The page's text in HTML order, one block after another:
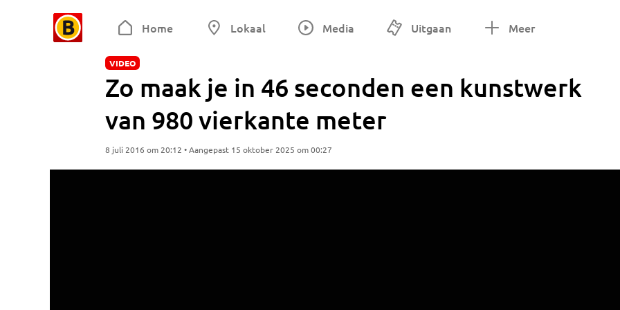
Home Lokaal Media Uitgaan Meer
VIDEO
Zo maak je in 46 seconden een kunstwerk
van 980 vierkante meter
8 juli 2016 om 20:12 • Aangepast 15 oktober 2025 om 00:27